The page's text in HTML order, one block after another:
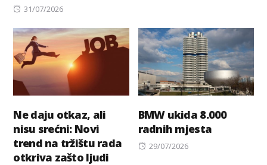
Posted
31/07/2026
Ne daju otkaz, ali
nisu srećni: Novi
trend na tržištu rada
otkriva zašto ljudi
BMW ukida 8.000
radnih mjesta
Posted
29/07/2026